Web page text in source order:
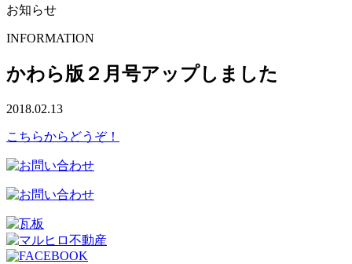
お知らせ
INFORMATION
かわら版２月号アップしました
2018.02.13
こちらからどうぞ！